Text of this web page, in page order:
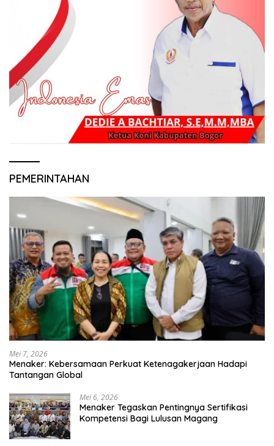
PEMERINTAHAN
Mei 7, 2026
Menaker: Kebersamaan Perkuat Ketenagakerjaan Hadapi
Tantangan Global
Mei 6, 2026
Menaker Tegaskan Pentingnya Sertifikasi
Kompetensi Bagi Lulusan Magang